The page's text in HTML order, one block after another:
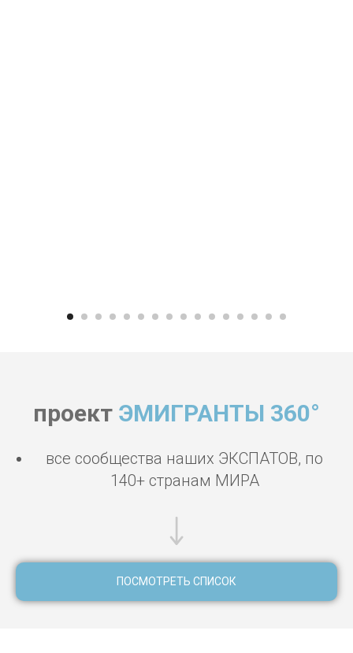
проект ЭМИГРАНТЫ 360°
все сообщества наших ЭКСПАТОВ, по
140+ странам МИРА
ПОСМОТРЕТЬ СПИСОК